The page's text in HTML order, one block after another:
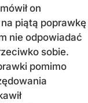
on
piątą poprawkę
nie odpowiadać
sobie.
pomimo